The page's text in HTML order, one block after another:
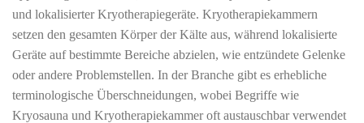
und lokalisierter Kryotherapiegeräte. Kryotherapiekammern
setzen den gesamten Körper der Kälte aus, während lokalisierte
Geräte auf bestimmte Bereiche abzielen, wie entzündete Gelenke
oder andere Problemstellen. In der Branche gibt es erhebliche
terminologische Überschneidungen, wobei Begriffe wie
Kryosauna und Kryotherapiekammer oft austauschbar verwendet